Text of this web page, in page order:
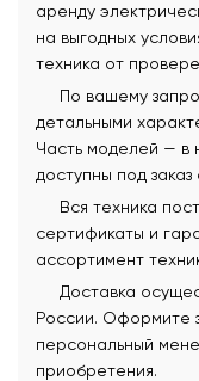
аренду
на выгодных
техника от
По вашему
детальными
Часть моделей — в
доступны под
Вся техника
сертификаты и
ассортимент
Доставка
России. Оформите
персональный
приобретения.